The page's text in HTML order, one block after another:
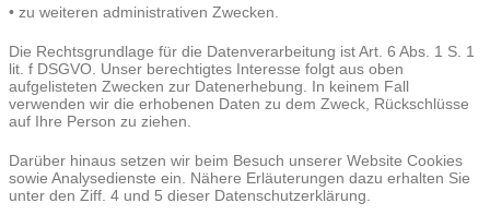
• zu weiteren administrativen Zwecken.
Die Rechtsgrundlage für die Datenverarbeitung ist Art. 6 Abs. 1 S. 1
lit. f DSGVO. Unser berechtigtes Interesse folgt aus oben
aufgelisteten Zwecken zur Datenerhebung. In keinem Fall
verwenden wir die erhobenen Daten zu dem Zweck, Rückschlüsse
auf Ihre Person zu ziehen.
Darüber hinaus setzen wir beim Besuch unserer Website Cookies
sowie Analysedienste ein. Nähere Erläuterungen dazu erhalten Sie
unter den Ziff. 4 und 5 dieser Datenschutzerklärung.